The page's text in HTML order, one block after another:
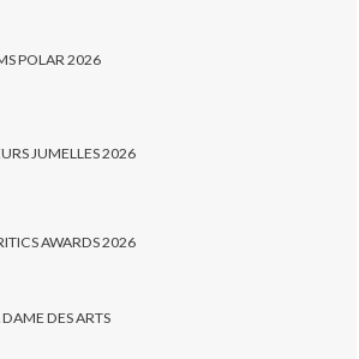
POLAR 2026
JUMELLES 2026
AWARDS 2026
DES ARTS